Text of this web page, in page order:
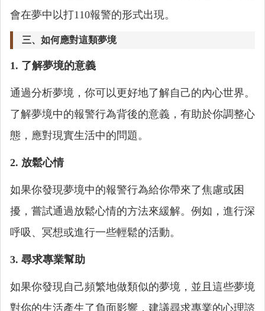
會在夢中以打110報警的形式出現。
三、如何應對這類夢境
1. 了解夢境的意義
通過分析夢境，你可以更好地了解自己的內心世界。
了解夢境中的報警行為背後的意義，有助於你調整心
態，應對現實生活中的問題。
2. 放鬆心情
如果你發現夢境中的報警行為給你帶來了焦慮或困
擾，嘗試通過放鬆心情的方法來緩解。例如，進行深
呼吸、冥想或進行一些輕鬆的活動。
3. 尋求專業幫助
如果你發現自己頻繁地做類似的夢境，並且這些夢境
對你的生活產生了負面影響，建議尋求專業的心理諮